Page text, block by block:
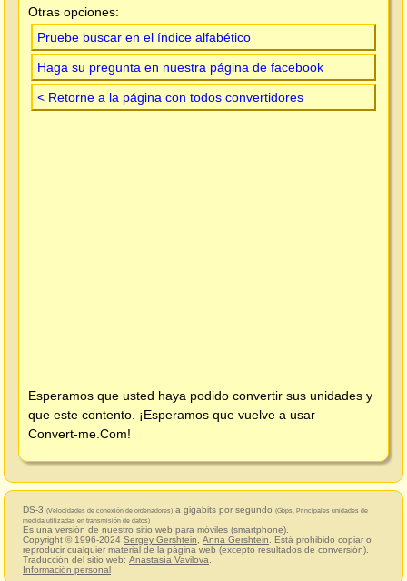
Otras opciones:
Pruebe buscar en el índice alfabético
Haga su pregunta en nuestra página de facebook
< Retorne a la página con todos convertidores
Esperamos que usted haya podido convertir sus unidades y
que este contento. ¡Esperamos que vuelve a usar
Convert-me.Com!
DS-3 (Velocidades de conexión de ordenadores) a gigabits por segundo (Gbps, Principales unidades de
medida utilizadas en transmisión de datos)
Es una versión de nuestro sitio web para móviles (smartphone).
Copyright © 1996-2024 Sergey Gershtein Anna Gershtein . Está prohibido copiar o
reproducir cualquier material de la página web (excepto resultados de conversión).
Traducción del sitio web: Anastasía Vavilova
Información personal